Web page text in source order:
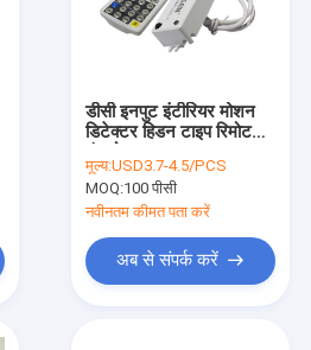
डीसी इनपुट इंटीरियर मोशन
डिटेक्टर हिडन टाइप रिमोट
मूल्य:USD3.7-4.5/PCS
MOQ:100 पीसी
नवीनतम कीमत पता करें
अब से संपर्क करें